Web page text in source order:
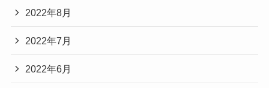
2022年8月
2022年7月
2022年6月